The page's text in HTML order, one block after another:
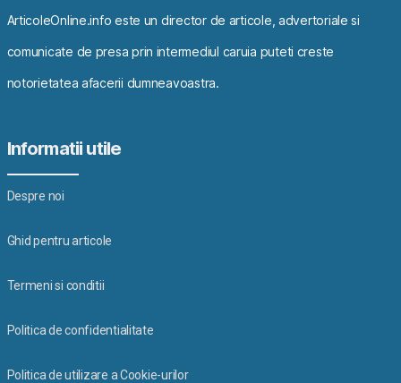
ArticoleOnline.info este un director de articole, advertoriale si
comunicate de presa prin intermediul caruia puteti creste
notorietatea afacerii dumneavoastra.
Informatii utile
Despre noi
Ghid pentru articole
Termeni si conditii
Politica de confidentialitate
Politica de utilizare a Cookie-urilor